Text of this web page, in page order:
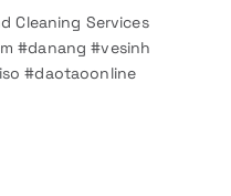
Cleaning Services
#danang #vesinh
#daotaoonline